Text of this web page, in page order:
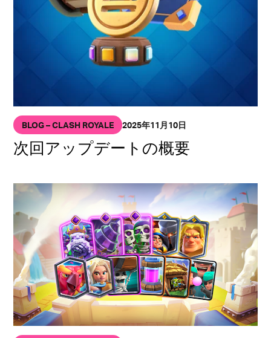
BLOG – CLASH ROYALE 2025年11月10日
次回アップデートの概要